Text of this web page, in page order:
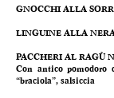
GNOCCHI ALLA
LINGUINE ALLA
PACCHERI AL RAGÙ
Con antico
“braciola”, salsiccia